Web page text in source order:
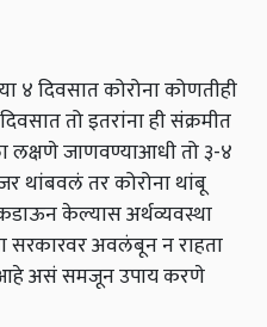
४ दिवसात कोरोना कोणतीही
तो इतरांना ही संक्रमीत
लक्षणे जाणवण्याआधी तो ३-४
थांबवलं तर कोरोना थांबू
केल्यास अर्थव्यवस्था
अवलंबून न राहता
असं समजून उपाय करणे